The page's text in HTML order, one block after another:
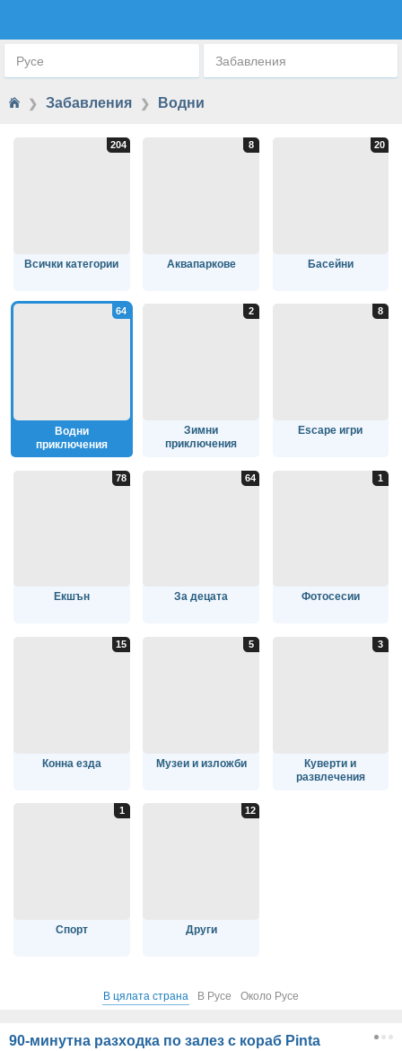
Русе Забавления
❯ Забавления ❯ Водни
Всички категории Аквапаркове Басейни
Водни
приключения
Зимни
приключения
Escape игри
Екшън За децата Фотосесии
Конна езда Музеи и изложби
Куверти и
развлечения
Спорт Други
В цялата страна В Русе Около Русе
90-минутна разходка по залез с кораб Pinta